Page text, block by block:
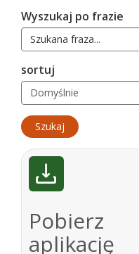
Wyszukaj po frazie
sortuj
Pobierz
aplikację